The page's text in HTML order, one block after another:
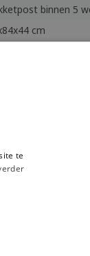
binnen 5
cm
op
een sterke
met
onderstel
en
47 cm -
modellen
te